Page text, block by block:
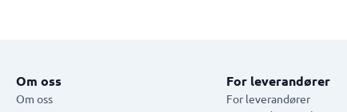
Om oss
Om oss
For leverandører
For leverandører